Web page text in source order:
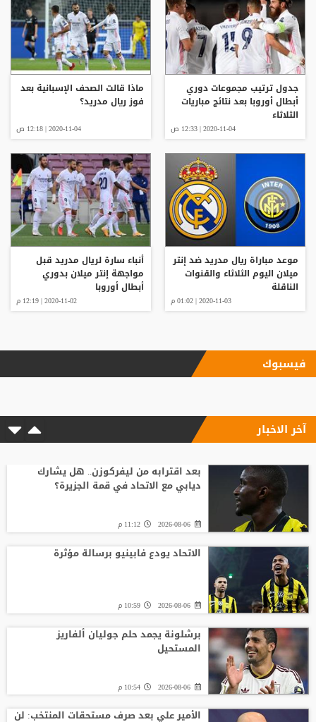
جدول ترتيب مجموعات دوري
أبطال أوروبا بعد نتائج مباريات
الثلاثاء
2020-11-04 | 12:33 ص
ماذا قالت الصحف الإسبانية بعد
فوز ريال مدريد؟
2020-11-04 | 12:18 ص
موعد مباراة ريال مدريد ضد إنتر
ميلان اليوم الثلاثاء والقنوات
الناقلة
2020-11-03 | 01:02 م
أنباء سارة لريال مدريد قبل
مواجهة إنتر ميلان بدوري
أبطال أوروبا
2020-11-02 | 12:19 م
فيسبوك
آخر الاخبار
بعد اقترابه من ليفركوزن.. هل يشارك
ديابي مع الاتحاد في قمة الجزيرة؟
2026-08-06 11:12 م
الاتحاد يودع فابينيو برسالة مؤثرة
2026-08-06 10:59 م
برشلونة يجمد حلم جوليان ألفاريز
المستحيل
2026-08-06 10:54 م
الأمير علي بعد صرف مستحقات المنتخب: لن